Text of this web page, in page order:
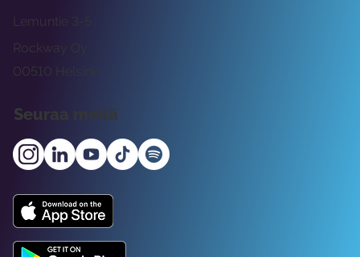
Rockway Oy
Lemuntie 3-5
00510 Helsinki
Seuraa meitä